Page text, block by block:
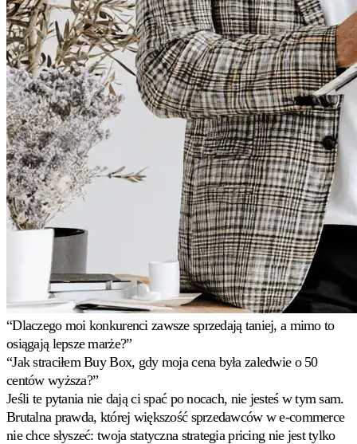
pomoc
od
ekspertów
znających
repricing.
Strategie
pricing
Amazon
FBA/FBM
Pricing
według
metody
realizacji
zamówień.
Uniwersalny
Box
Wygrywaj
Buy
Box
przy
właściwej
cenie.
Historie
klientów
Sprawdź
Dlaczego
Multiply
Sprawdź
“Dlaczego moi konkurenci zawsze sprzedają taniej, a mimo to
osiągają lepsze marże?”
“Jak straciłem Buy Box, gdy moja cena była zaledwie o 50
centów wyższa?”
Jeśli te pytania nie dają ci spać po nocach, nie jesteś w tym sam.
Brutalna prawda, której większość sprzedawców w e-commerce
nie chce słyszeć: twoja statyczna strategia pricing nie jest tylko